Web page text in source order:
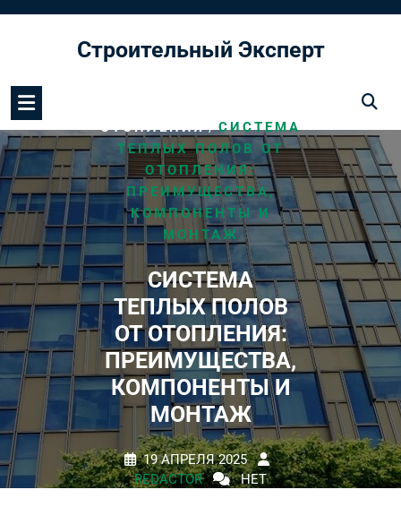
содержимомуСтроительный Эксперт
ОТОПЛЕНИЯ/СИСТЕМА
ТЕПЛЫХ ПОЛОВ ОТ
ОТОПЛЕНИЯ:
ПРЕИМУЩЕСТВА,
КОМПОНЕНТЫ И
МОНТАЖ
СИСТЕМА
ТЕПЛЫХ ПОЛОВ
ОТ ОТОПЛЕНИЯ:
ПРЕИМУЩЕСТВА,
КОМПОНЕНТЫ И
МОНТАЖ
19 АПРЕЛЯ 2025
REDACTOR
НЕТ